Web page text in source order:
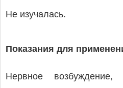
Не изучалась.
Показания для
Нервное возбуждение,